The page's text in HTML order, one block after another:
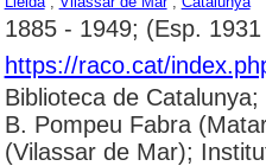
1885 - 1949; (Esp.
https://raco.cat/
Biblioteca de
B. Pompeu Fabra
(Vilassar de Mar);